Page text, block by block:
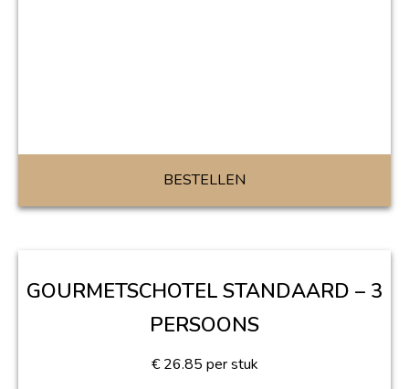
BESTELLEN
GOURMETSCHOTEL STANDAARD – 3
PERSOONS
€ 26.85 per stuk